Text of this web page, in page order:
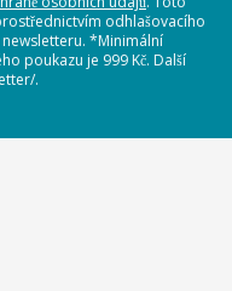
odhlašovacího
*Minimální
poukazu je 999 Kč. Další
.